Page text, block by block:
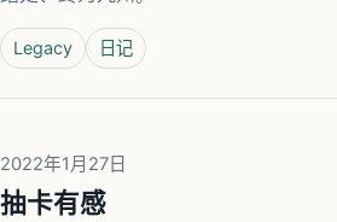
Legacy 日记
2022年1月27日
抽卡有感